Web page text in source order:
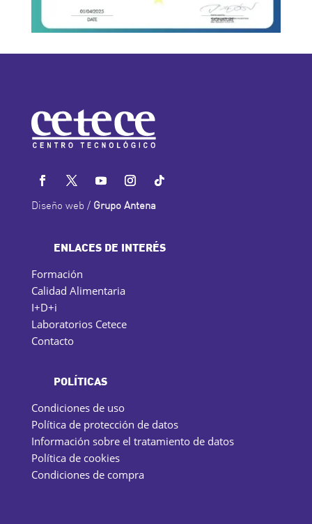
Diseño web / Grupo Antena
ENLACES DE INTERÉS
Formación
Calidad Alimentaria
I+D+i
Laboratorios Cetece
Contacto
POLÍTICAS
Condiciones de uso
Política de protección de datos
Información sobre el tratamiento de datos
Política de cookies
Condiciones de compra